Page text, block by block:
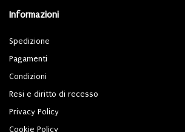
Informazioni
Spedizione
Pagamenti
Condizioni
Resi e diritto di recesso
Privacy Policy
Cookie Policy